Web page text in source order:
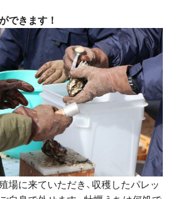
できます！
場に来ていただき、収穫したパレッ